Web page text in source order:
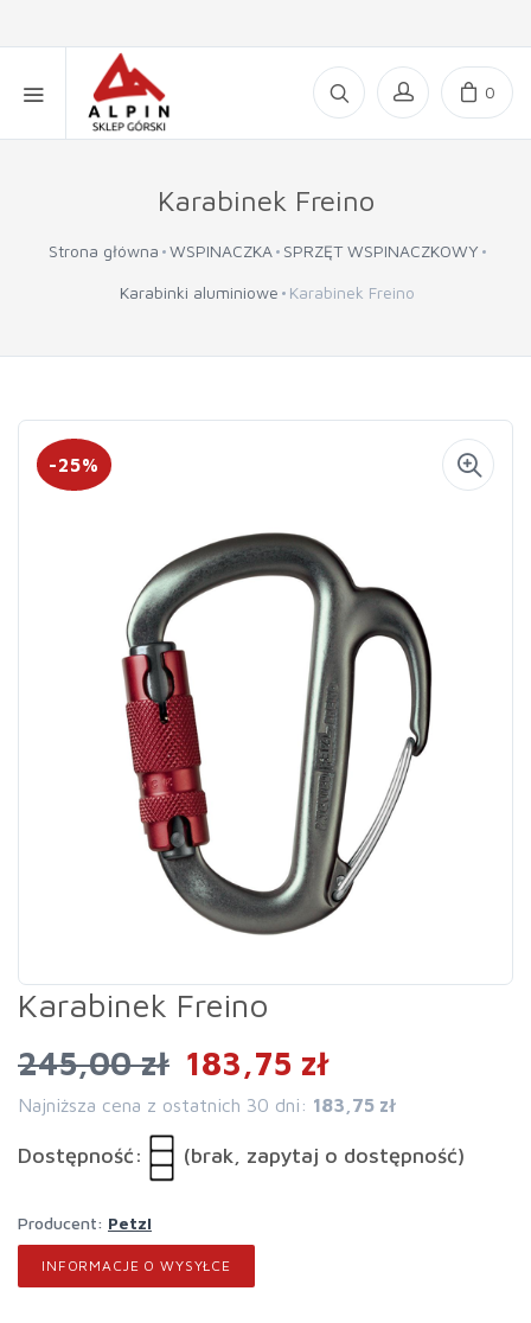
0
Karabinek Freino
Strona główna WSPINACZKA SPRZĘT WSPINACZKOWY
Karabinki aluminiowe Karabinek Freino
-25%
Karabinek Freino
245,00 zł 183,75 zł
Najniższa cena z ostatnich 30 dni: 183,75 zł
Dostępność: (brak, zapytaj o dostępność)
Producent: Petzl
INFORMACJE O WYSYŁCE